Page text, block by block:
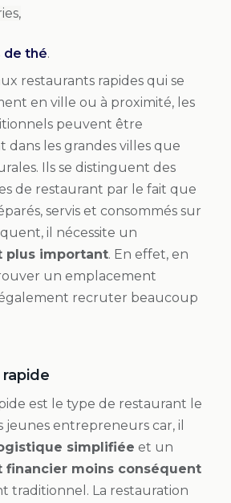
de thé.
restaurants rapides qui se
en ville ou à proximité, les
peuvent être
dans les grandes villes que
Ils se distinguent des
de restaurant par le fait que
servis et consommés sur
il nécessite un
plus important. En effet, en
un emplacement
recruter beaucoup
est le type de restaurant le
jeunes entrepreneurs car, il
simplifiée et un
financier moins conséquent
traditionnel. La restauration